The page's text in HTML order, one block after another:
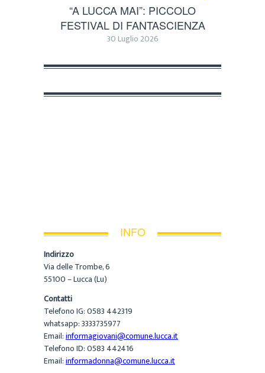
“A LUCCA MAI”: PICCOLO
FESTIVAL DI FANTASCIENZA
30 Luglio 2026
INFO
Indirizzo
Via delle Trombe, 6
55100 – Lucca (Lu)
Contatti
Telefono IG: 0583 442319
whatsapp: 3333735977
Email:informagiovani@comune.lucca.it
Telefono ID: 0583 442416
Email:informadonna@comune.lucca.it